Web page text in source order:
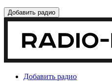
Добавить радио
Добавить радио